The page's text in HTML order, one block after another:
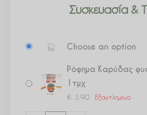
Συσκευασία &
Choose an option
Ρόφημα Καρύδας
1τμχ
€ 3.90 Εξαντλημένο
Καρύδας
ΒΙΟ